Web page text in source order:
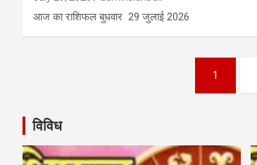
आज का राशिफल बुधवार 29 जुलाई 2026
1
विविध